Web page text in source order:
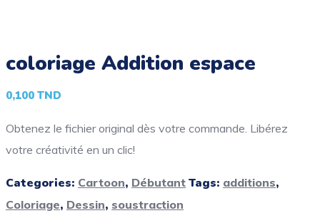
coloriage Addition espace
0,100 TND
Obtenez le fichier original dès votre commande. Libérez
votre créativité en un clic!
Categories: Cartoon, Débutant Tags: additions,
Coloriage, Dessin, soustraction